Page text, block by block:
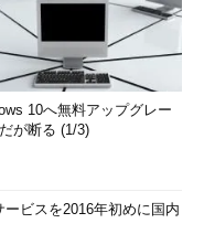
10へ無料アップグレー
が断る (1/3)
ビスを2016年初めに国内